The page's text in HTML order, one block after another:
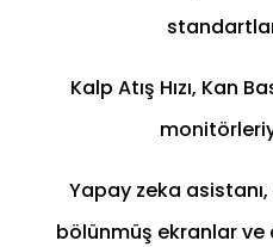
Kalp Atış Hızı, Kan
Yapay zeka
bölünmüş ekranlar